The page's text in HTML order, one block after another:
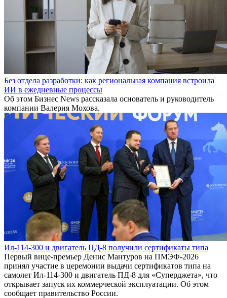
Без отдела разработки: как региональная компания встроила
ИИ в ежедневные процессы
Об этом Бизнес News рассказала основатель и руководитель
компании Валерия Мохова.
Ил-114-300 и двигатель ПД-8 получили сертификаты типа
Первый вице-премьер Денис Мантуров на ПМЭФ-2026
принял участие в церемонии выдачи сертификатов типа на
самолет Ил-114-300 и двигатель ПД-8 для «Суперджета», что
открывает запуск их коммерческой эксплуатации. Об этом
сообщает правительство России.